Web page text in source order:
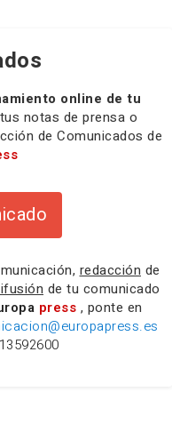
online de tu
notas de prensa o
de Comunicados de
redacción de
de tu comunicado
press , ponte en